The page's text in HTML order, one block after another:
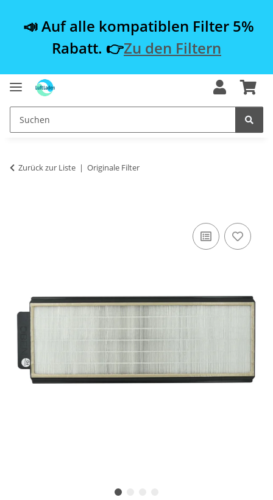
📣 Auf alle kompatiblen Filter 5%
Rabatt. 👉Zu den Filtern
Zurück zur Liste Originale Filter